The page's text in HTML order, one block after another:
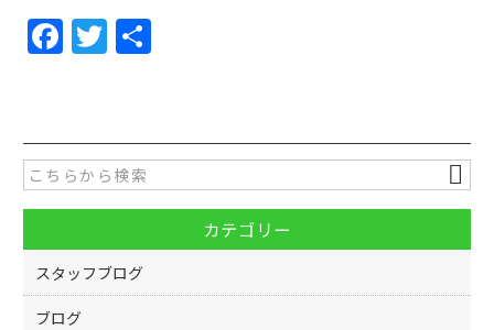
F
e
b
o
o
k
T
er
カテゴリー
スタッフブログ
ブログ